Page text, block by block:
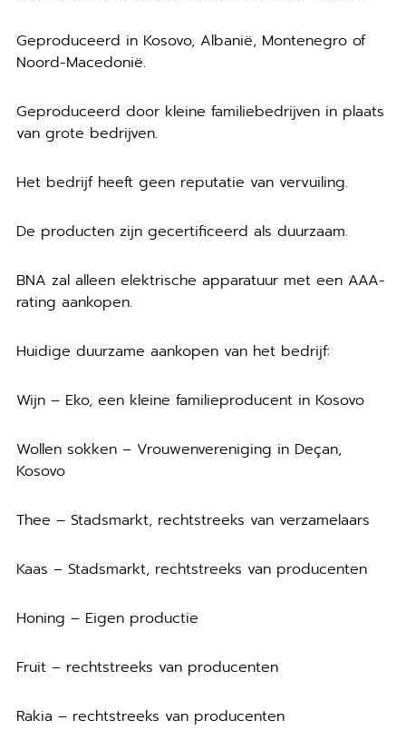
Geproduceerd in Kosovo, Albanië, Montenegro of
Noord-Macedonië.
Geproduceerd door kleine familiebedrijven in plaats
van grote bedrijven.
Het bedrijf heeft geen reputatie van vervuiling.
De producten zijn gecertificeerd als duurzaam.
BNA zal alleen elektrische apparatuur met een AAA-
rating aankopen.
Huidige duurzame aankopen van het bedrijf:
Wijn – Eko, een kleine familieproducent in Kosovo
Wollen sokken – Vrouwenvereniging in Deçan,
Kosovo
Thee – Stadsmarkt, rechtstreeks van verzamelaars
Kaas – Stadsmarkt, rechtstreeks van producenten
Honing – Eigen productie
Fruit – rechtstreeks van producenten
Rakia – rechtstreeks van producenten